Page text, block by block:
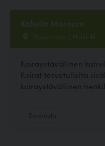
Kahvila Marocco
Museokatu 7, Helsinki
Koiraystävällinen
Koirat tervetulleita
koiraystävällinen